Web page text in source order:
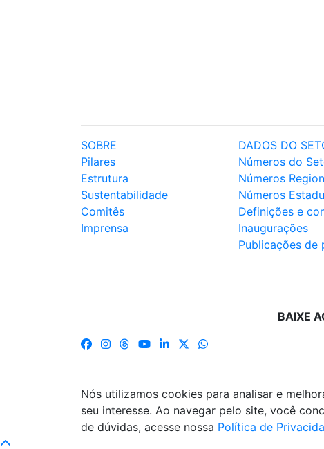
SOBRE
Pilares
Estrutura
Sustentabilidade
Comitês
Imprensa
DADOS DO
Números do
Números
Números
Definições e
Inaugurações
Publicações de
BAIXE
Nós utilizamos cookies para analisar e
seu interesse. Ao navegar pelo site, você
de dúvidas, acesse nossa Política de